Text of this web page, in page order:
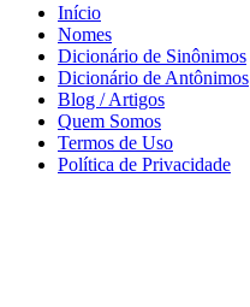
Início
Nomes
Dicionário de Sinônimos
Dicionário de Antônimos
Blog / Artigos
Quem Somos
Termos de Uso
Política de Privacidade